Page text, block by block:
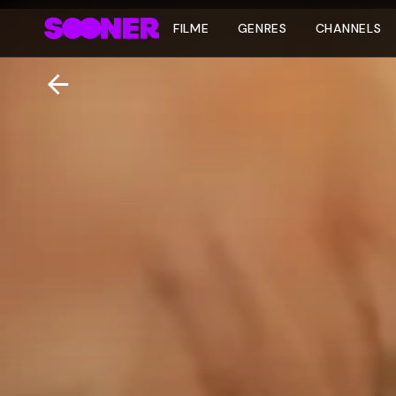
FILME GENRES CHANNELS